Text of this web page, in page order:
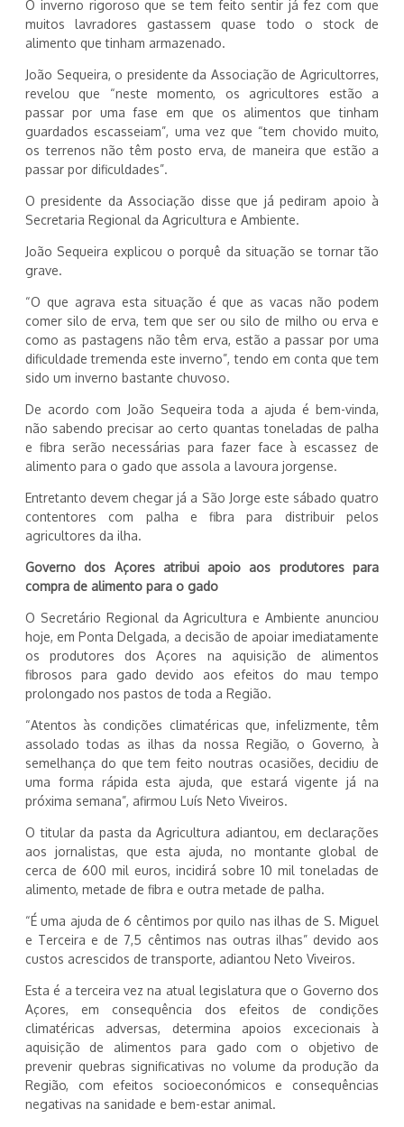
O inverno rigoroso que se tem feito sentir já fez com que
muitos lavradores gastassem quase todo o stock de
alimento que tinham armazenado.
João Sequeira, o presidente da Associação de Agricultorres,
revelou que “neste momento, os agricultores estão a
passar por uma fase em que os alimentos que tinham
guardados escasseiam”, uma vez que “tem chovido muito,
os terrenos não têm posto erva, de maneira que estão a
passar por dificuldades”.
O presidente da Associação disse que já pediram apoio à
Secretaria Regional da Agricultura e Ambiente.
João Sequeira explicou o porquê da situação se tornar tão
grave.
“O que agrava esta situação é que as vacas não podem
comer silo de erva, tem que ser ou silo de milho ou erva e
como as pastagens não têm erva, estão a passar por uma
dificuldade tremenda este inverno”, tendo em conta que tem
sido um inverno bastante chuvoso.
De acordo com João Sequeira toda a ajuda é bem-vinda,
não sabendo precisar ao certo quantas toneladas de palha
e fibra serão necessárias para fazer face à escassez de
alimento para o gado que assola a lavoura jorgense.
Entretanto devem chegar já a São Jorge este sábado quatro
contentores com palha e fibra para distribuir pelos
agricultores da ilha.
Governo dos Açores atribui apoio aos produtores para
compra de alimento para o gado
O Secretário Regional da Agricultura e Ambiente anunciou
hoje, em Ponta Delgada, a decisão de apoiar imediatamente
os produtores dos Açores na aquisição de alimentos
fibrosos para gado devido aos efeitos do mau tempo
prolongado nos pastos de toda a Região.
“Atentos às condições climatéricas que, infelizmente, têm
assolado todas as ilhas da nossa Região, o Governo, à
semelhança do que tem feito noutras ocasiões, decidiu de
uma forma rápida esta ajuda, que estará vigente já na
próxima semana”, afirmou Luís Neto Viveiros.
O titular da pasta da Agricultura adiantou, em declarações
aos jornalistas, que esta ajuda, no montante global de
cerca de 600 mil euros, incidirá sobre 10 mil toneladas de
alimento, metade de fibra e outra metade de palha.
“É uma ajuda de 6 cêntimos por quilo nas ilhas de S. Miguel
e Terceira e de 7,5 cêntimos nas outras ilhas” devido aos
custos acrescidos de transporte, adiantou Neto Viveiros.
Esta é a terceira vez na atual legislatura que o Governo dos
Açores, em consequência dos efeitos de condições
climatéricas adversas, determina apoios excecionais à
aquisição de alimentos para gado com o objetivo de
prevenir quebras significativas no volume da produção da
Região, com efeitos socioeconómicos e consequências
negativas na sanidade e bem-estar animal.